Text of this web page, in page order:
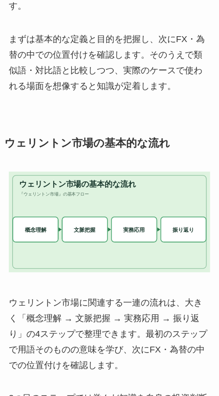
す。
まずは基本的な定義と目的を把握し、次にFX・為
替の中での位置付けを確認します。そのうえで類
似語・対比語と比較しつつ、実際のケースで使わ
れる場面を想像すると知識が定着します。
ウェリントン市場の基本的な流れ
ウェリントン市場に関連する一連の流れは、大き
く「概念理解 → 文脈把握 → 実務応用 → 振り返
り」の4ステップで整理できます。最初のステップ
で用語そのものの意味を学び、次にFX・為替の中
での位置付けを確認します。